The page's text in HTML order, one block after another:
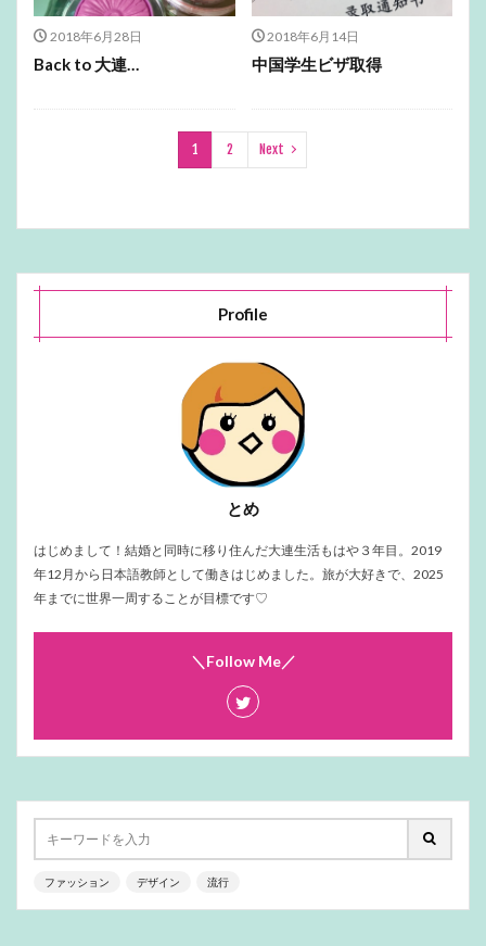
2018年6月28日
Back to 大連…
2018年6月14日
中国学生ビザ取得
1 2 Next
Profile
とめ
はじめまして！結婚と同時に移り住んだ大連生活もはや３年目。2019
年12月から日本語教師として働きはじめました。旅が大好きで、2025
年までに世界一周することが目標です♡
＼Follow Me／
ファッション デザイン 流行